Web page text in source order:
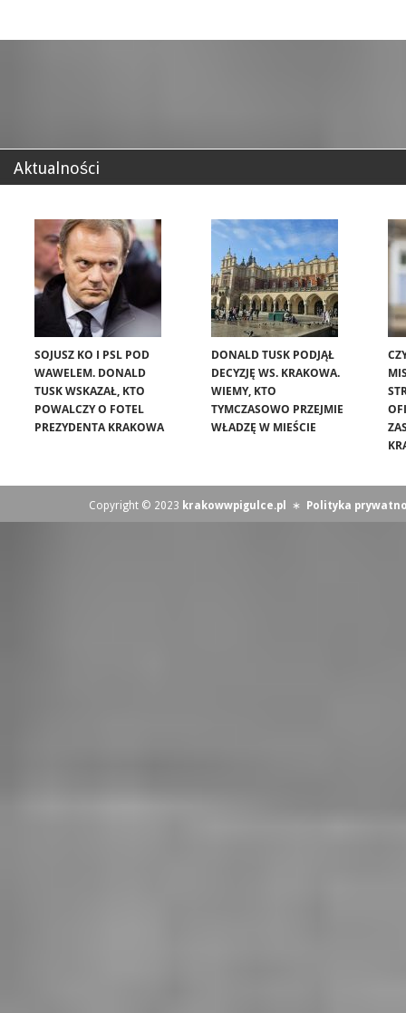
Aktualności
SOJUSZ KO I PSL POD
WAWELEM. DONALD
TUSK WSKAZAŁ, KTO
POWALCZY O FOTEL
PREZYDENTA KRAKOWA
DONALD TUSK PODJĄŁ
DECYZJĘ WS. KRAKOWA.
WIEMY, KTO
TYMCZASOWO PRZEJMIE
WŁADZĘ W MIEŚCIE
Copyright © 2023 krakowwpigulce.pl ∗ Polityka